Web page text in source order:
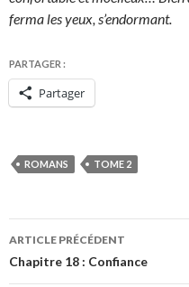
ferma les yeux, s’endormant.
PARTAGER :
Partager
ROMANS TOME 2
Navigation
des
ARTICLE PRÉCÉDENT
Chapitre 18 : Confiance